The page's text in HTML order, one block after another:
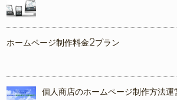
ホームページ制作料金2プラン
個人商店のホームページ制作方法運